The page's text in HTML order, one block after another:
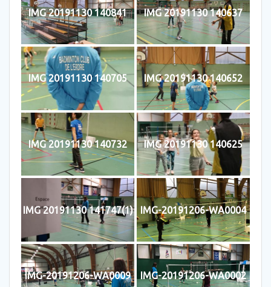
IMG 20191130 140841 IMG 20191130 140637
IMG 20191130 140705 IMG 20191130 140652
IMG 20191130 140732 IMG 20191130 140625
IMG 20191130 141747(1) IMG-20191206-WA0004
IMG-20191206-WA0009 IMG-20191206-WA0002